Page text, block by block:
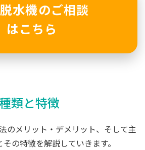
水機のご相談
はこちら
類と特徴
のメリット・デメリット、そして主
の特徴を解説していきます。